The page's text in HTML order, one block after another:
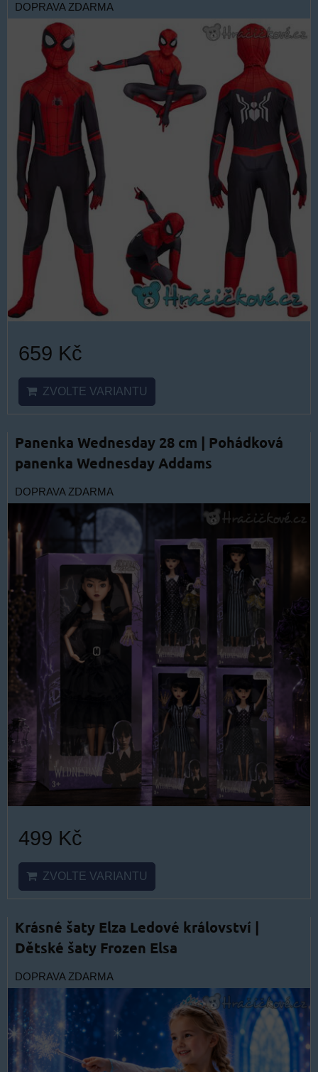
DOPRAVA ZDARMA
659 Kč
ZVOLTE VARIANTU
Panenka Wednesday 28 cm | Pohádková
panenka Wednesday Addams
DOPRAVA ZDARMA
499 Kč
ZVOLTE VARIANTU
Krásné šaty Elza Ledové království |
Dětské šaty Frozen Elsa
DOPRAVA ZDARMA